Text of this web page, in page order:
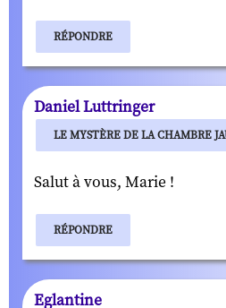
RÉPONDRE
Daniel Luttringer
LE MYSTÈRE DE LA CHAMBRE
Salut à vous, Marie !
RÉPONDRE
Eglantine